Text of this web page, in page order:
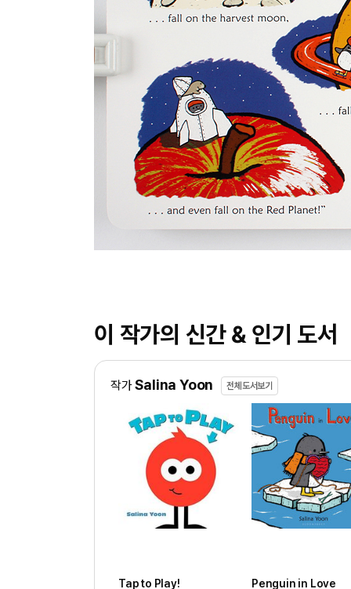
이 작가의 신간 & 인기 도서
작가Salina Yoon 전체도서보기
Tap to Play! Penguin in Love